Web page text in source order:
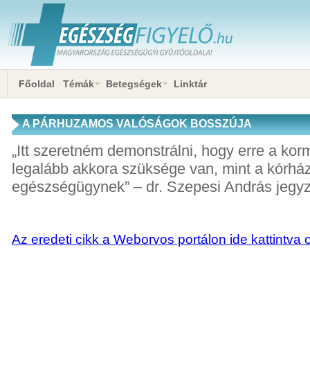
Főoldal Témák Betegségek Linktár
A PÁRHUZAMOS VALÓSÁGOK BOSSZÚJA
„Itt szeretném demonstrálni, hogy erre a
legalább akkora szüksége van, mint a
egészségügynek” – dr. Szepesi András
Az eredeti cikk a Weborvos portálon ide kattintva